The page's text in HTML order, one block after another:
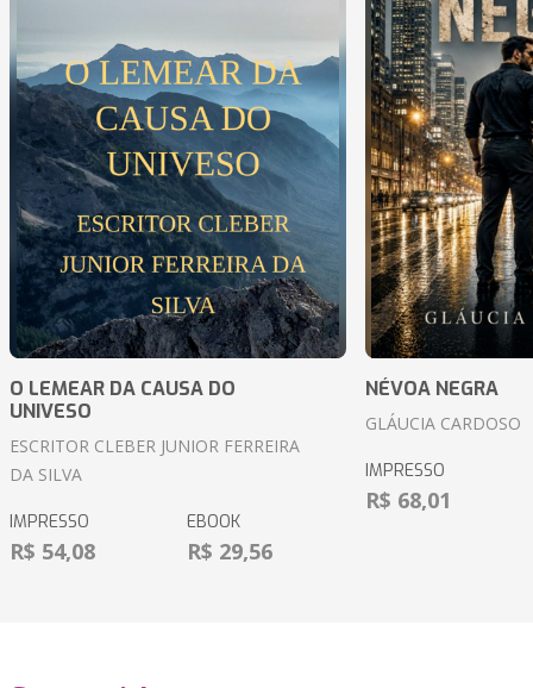
O LEMEAR DA CAUSA DO
UNIVESO
ESCRITOR CLEBER JUNIOR FERREIRA
DA SILVA
IMPRESSO
R$ 54,08
EBOOK
R$ 29,56
NÉVOA NEGRA
GLÁUCIA CARDOSO
IMPRESSO
R$ 68,01